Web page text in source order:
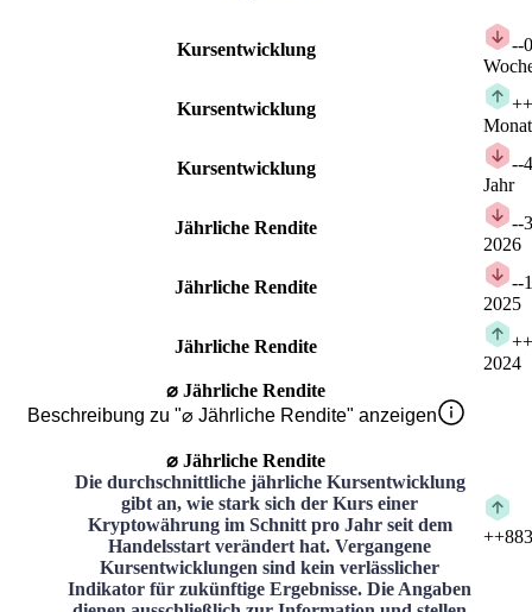
Kursentwicklung --
Kursentwicklung +
Monat
Kursentwicklung --
Jahr
Jährliche Rendite --
2026
Jährliche Rendite --
2025
Jährliche Rendite +
2024
⌀ Jährliche Rendite
Beschreibung zu "⌀ Jährliche Rendite" anzeigen
⌀ Jährliche Rendite
Die durchschnittliche jährliche Kursentwicklung
gibt an, wie stark sich der Kurs einer
Kryptowährung im Schnitt pro Jahr seit dem
Handelsstart verändert hat. Vergangene
Kursentwicklungen sind kein verlässlicher
Indikator für zukünftige Ergebnisse. Die Angaben
+